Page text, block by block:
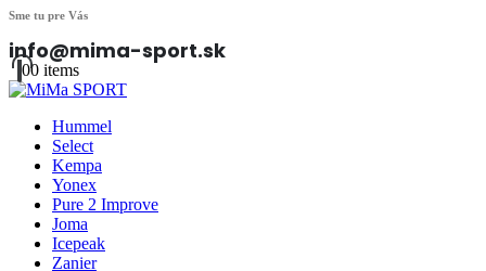
Sme tu pre Vás
info@mima-sport.sk
00 items
Hummel
Select
Kempa
Yonex
Pure 2 Improve
Joma
Icepeak
Zanier